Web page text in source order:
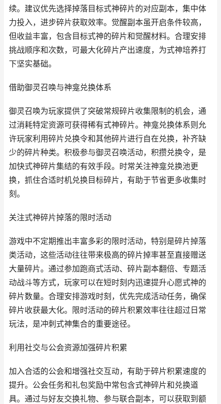
续。建议优先选择掉落目标式神碎片的对应副本，集中体
力投入，进步碎片获取效率。觉醒副本虽开启条件较高，
但收益丰富，包含目标式神的碎片和觉醒材料。合理安排
挑战顺序和次数，可最大化碎片产出速度，为式神培养打
下坚实基础。
借助御灵召唤与神龛兑换体系
御灵召唤为玩家提供了突破常规碎片收集限制的机会，通
过消耗特定资源可获得稀有式神碎片。神龛兑换体系则允
许玩家利用碎片兑换令和其他碎片进行自在兑换，补齐缺
少的碎片种类。积极参与御灵召唤活动，积攒兑换令，是
加快式神碎片集结的有效手段。时常关注神龛兑换池更
换，抓住合适时机兑换目标碎片，有助于节省更多收集时
刻。
关注式神碎片掉落的限时活动
游戏中不定期推出丰富多彩的限时活动，特别是碎片掉落
类活动，这些活动往往带来极高的碎片掉率甚至直接赠送
大量碎片。通过参加跑商式活动、碎片副本翻倍、专题活
动战斗等方式，玩家可以在短时刻内迅速提升心愿式神的
碎片数量。合理安排游戏时刻，优先完成活动任务，确保
碎片收获最大化。限时活动的碎片积累效率往往超过日常
玩法，是冲刺式神集合的重要途径。
利用社交与公会资源加强碎片积累
加入合适的公会和增强社交互动，有助于碎片积累速度的
提升。公会任务和礼包奖励中常包含式神碎片和兑换道
具。通过与好友交换礼物、参与联合副本，可以获取到额